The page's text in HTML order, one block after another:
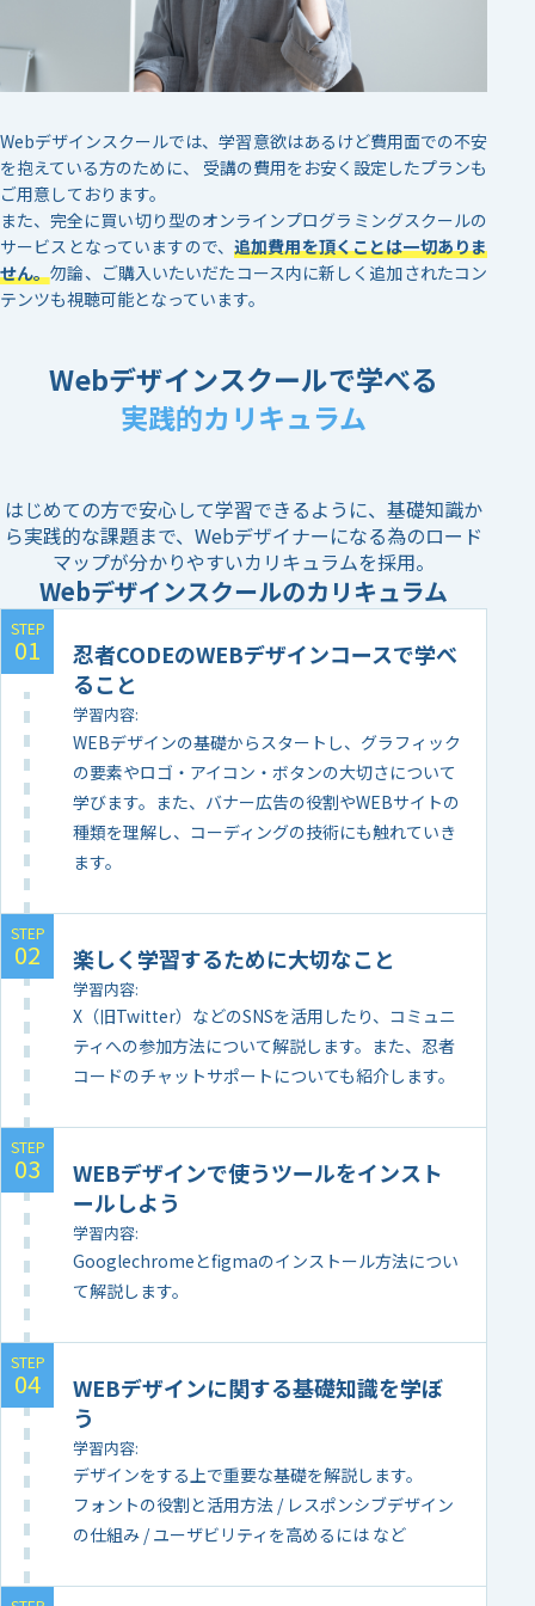
Webデザインスクールでは、学習意欲はあるけど費用面での不安
を抱えている方のために、 受講の費用をお安く設定したプランも
ご用意しております。
また、完全に買い切り型のオンラインプログラミングスクールの
サービスとなっていますので、 追加費用を頂くことは一切ありま
せん。勿論、ご購入いたいだたコース内に新しく追加されたコン
テンツも視聴可能となっています。
Webデザインスクールで学べる
実践的カリキュラム
はじめての方で安心して学習できるように、基礎知識か
ら実践的な課題まで、 Webデザイナーになる為のロード
マップが分かりやすいカリキュラムを採用。
Webデザインスクールのカリキュラム
忍者CODEのWEBデザインコースで学べ
ること
学習内容
WEBデザインの基礎からスタートし、グラフィック
の要素やロゴ・アイコン・ボタンの大切さについて
学びます。また、バナー広告の役割やWEBサイトの
種類を理解し、コーディングの技術にも触れていき
ます。
楽しく学習するために大切なこと
学習内容
X（旧Twitter）などのSNSを活用したり、コミュニ
ティへの参加方法について解説します。また、忍者
コードのチャットサポートについても紹介します。
WEBデザインで使うツールをインスト
ールしよう
学習内容
Googlechromeとfigmaのインストール方法につい
て解説します。
WEBデザインに関する基礎知識を学ぼ
う
学習内容
デザインをする上で重要な基礎を解説します。
フォントの役割と活用方法 / レスポンシブデザイン
の仕組み / ユーザビリティを高めるには など